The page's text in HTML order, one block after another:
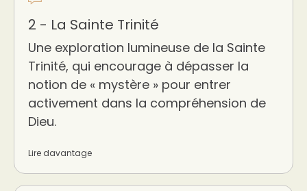
2 - La Sainte Trinité
Une exploration lumineuse de la Sainte
Trinité, qui encourage à dépasser la
notion de « mystère » pour entrer
activement dans la compréhension de
Dieu.
Lire davantage